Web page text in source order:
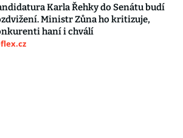
Karla Řehky do Senátu budí
Ministr Zůna ho kritizuje,
haní i chválí